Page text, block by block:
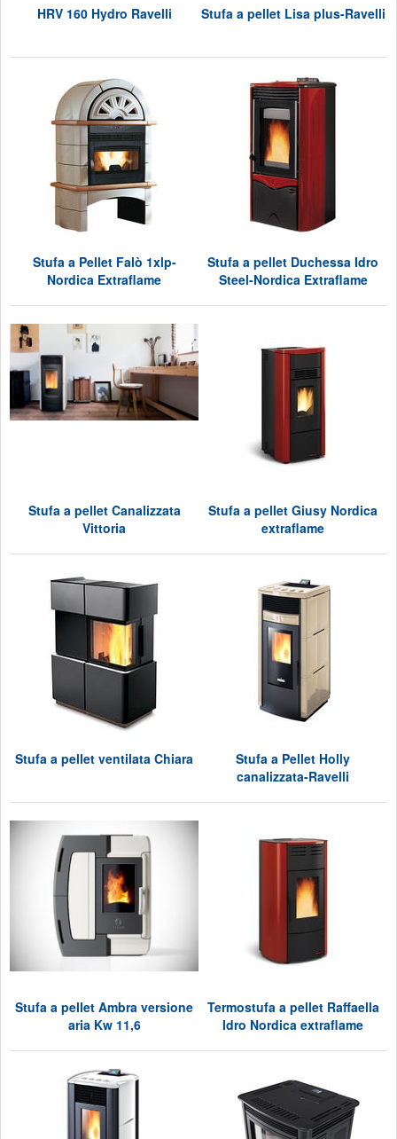
HRV 160 Hydro Ravelli Stufa a pellet Lisa plus-Ravelli
Stufa a Pellet Falò 1xlp-
Nordica Extraflame
Stufa a pellet Duchessa Idro
Steel-Nordica Extraflame
Stufa a pellet Canalizzata
Vittoria
Stufa a pellet Giusy Nordica
extraflame
Stufa a pellet ventilata Chiara
Stufa a Pellet Holly
canalizzata-Ravelli
Stufa a pellet Ambra versione
aria Kw 11,6
Termostufa a pellet Raffaella
Idro Nordica extraflame